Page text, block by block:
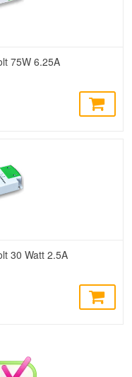
75W 6.25A
30 Watt 2.5A